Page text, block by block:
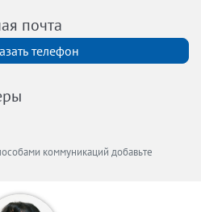
почта
телефон
коммуникаций добавьте